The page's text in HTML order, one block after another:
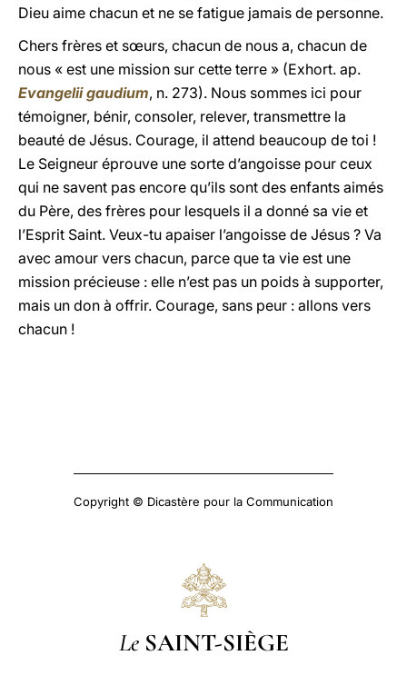
Dieu aime chacun et ne se fatigue jamais de personne.
Chers frères et sœurs, chacun de nous a, chacun de
nous « est une mission sur cette terre » (Exhort. ap.
Evangelii gaudium, n. 273). Nous sommes ici pour
témoigner, bénir, consoler, relever, transmettre la
beauté de Jésus. Courage, il attend beaucoup de toi !
Le Seigneur éprouve une sorte d’angoisse pour ceux
qui ne savent pas encore qu’ils sont des enfants aimés
du Père, des frères pour lesquels il a donné sa vie et
l’Esprit Saint. Veux-tu apaiser l’angoisse de Jésus ? Va
avec amour vers chacun, parce que ta vie est une
mission précieuse : elle n’est pas un poids à supporter,
mais un don à offrir. Courage, sans peur : allons vers
chacun !
Copyright © Dicastère pour la Communication
Le SAINT-SIÈGE